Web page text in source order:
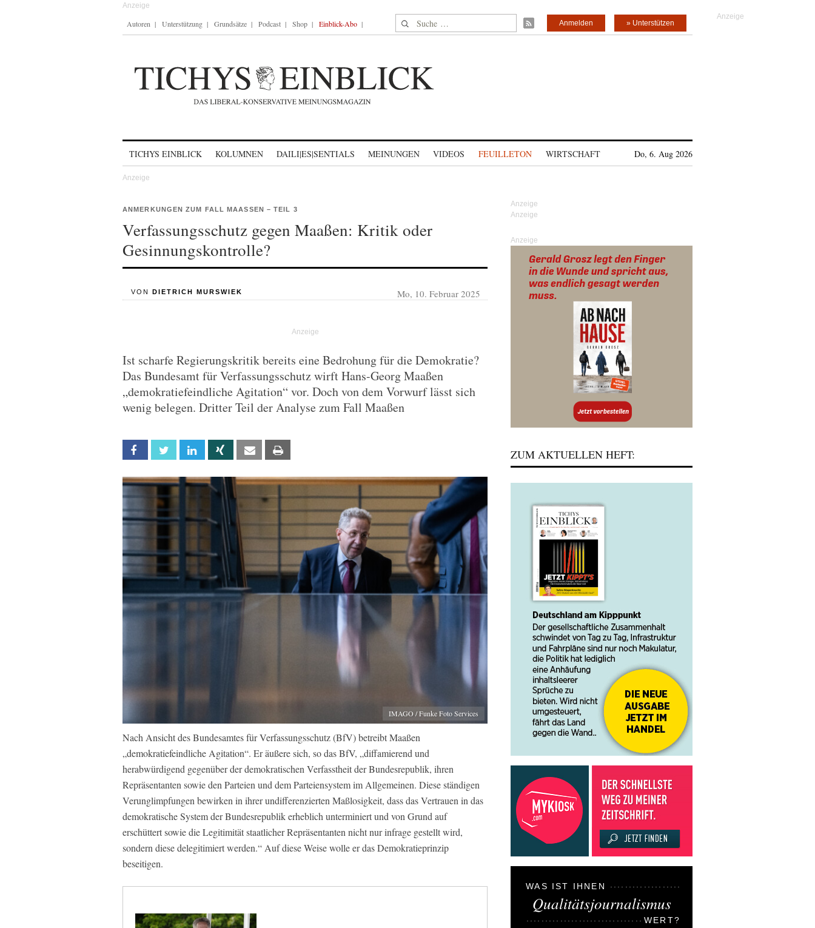
Autoren Unterstützung Grundsätze Podcast Shop Einblick-Abo Suche nach: » Unterstützen
Anmelden
TICHYS EINBLICK KOLUMNEN DAILI|ES|SENTIALS MEINUNGEN VIDEOS FEUILLETON WIRTSCHAFT Do, 6. Aug 2026
ANMERKUNGEN ZUM FALL MAASSEN – TEIL 3
Verfassungsschutz gegen Maaßen: Kritik oder
Gesinnungskontrolle?
VON DIETRICH MURSWIEK Mo, 10. Februar 2025
Ist scharfe Regierungskritik bereits eine Bedrohung für die Demokratie?
Das Bundesamt für Verfassungsschutz wirft Hans-Georg Maaßen
„demokratiefeindliche Agitation“ vor. Doch von dem Vorwurf lässt sich
wenig belegen. Dritter Teil der Analyse zum Fall Maaßen
Facebook Twitter Linkedin Xing Email
IMAGO / Funke Foto Services
Nach Ansicht des Bundesamtes für Verfassungsschutz (BfV) betreibt Maaßen
„demokratiefeindliche Agitation“. Er äußere sich, so das BfV, „diffamierend und
herabwürdigend gegenüber der demokratischen Verfasstheit der Bundesrepublik, ihren
Repräsentanten sowie den Parteien und dem Parteiensystem im Allgemeinen. Diese ständigen
Verunglimpfungen bewirken in ihrer undifferenzierten Maßlosigkeit, dass das Vertrauen in das
demokratische System der Bundesrepublik erheblich unterminiert und von Grund auf
erschüttert sowie die Legitimität staatlicher Repräsentanten nicht nur infrage gestellt wird,
sondern diese delegitimiert werden.“ Auf diese Weise wolle er das Demokratieprinzip
beseitigen.
Anzeige
ZUM AKTUELLEN HEFT:
WAS IST IHNEN
Qualitätsjournalismus
WERT?